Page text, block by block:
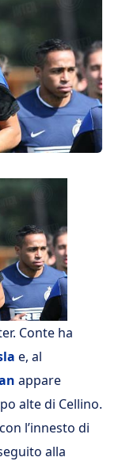
Conte ha
e, al
appare
alte di Cellino.
l’innesto di
alla